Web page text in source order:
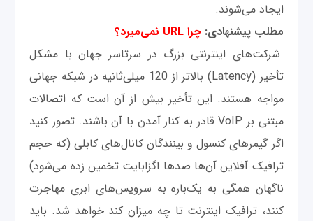
ایجاد می‌شوند.
مطلب پیشنهادی:چرا URL نمی‌میرد؟
شرکت‌های اینترنتی بزرگ در سرتاسر جهان با مشکل
تأخیر (Latency) بالاتر از 120 میلی‌ثانیه در شبکه جهانی
مواجه هستند. این تأخیر بیش از آن است که اتصالات
مبتنی بر VoIP قادر به کنار آمدن با آن باشند. تصور کنید
اگر گیمرهای کنسول و بینندگان کانال‌های کابلی (که حجم
ترافیک آفلاین آن‌ها صدها اگزابایت تخمین زده می‌شود)
ناگهان همگی به یک‌باره به سرویس‌های ابری مهاجرت
کنند، ترافیک اینترنت تا چه میزان کند خواهد شد. باید